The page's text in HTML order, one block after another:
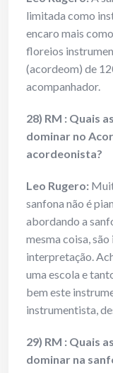
limitada como
encaro mais
floreios
(acordeom) de
acompanhador.
28) RM : Quais
dominar no
acordeonista?
Leo Rugero:
sanfona não é
abordando a
mesma coisa,
interpretação.
uma escola e
bem este
instrumentista,
29) RM : Quais
dominar na